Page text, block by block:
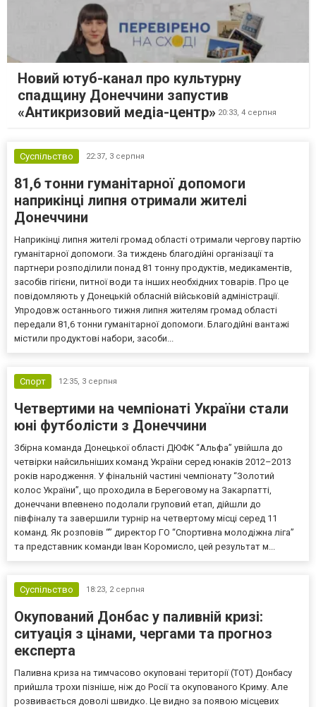
Новий ютуб-канал про культурну
спадщину Донеччини запустив
«Антикризовий медіа-центр» 20:33, 4 серпня
Суспільство 22:37, 3 серпня
81,6 тонни гуманітарної допомоги
наприкінці липня отримали жителі
Донеччини
Наприкінці липня жителі громад області отримали чергову партію
гуманітарної допомоги. За тиждень благодійні організації та
партнери розподілили понад 81 тонну продуктів, медикаментів,
засобів гігієни, питної води та інших необхідних товарів. Про це
повідомляють у Донецькій обласній військовій адміністрації.
Упродовж останнього тижня липня жителям громад області
передали 81,6 тонни гуманітарної допомоги. Благодійні вантажі
містили продуктові набори, засоби...
Спорт 12:35, 3 серпня
Четвертими на чемпіонаті України стали
юні футболісти з Донеччини
Збірна команда Донецької області ДЮФК “Альфа” увійшла до
четвірки найсильніших команд України серед юнаків 2012–2013
років народження. У фінальній частині чемпіонату “Золотий
колос України”, що проходила в Береговому на Закарпатті,
донеччани впевнено подолали груповий етап, дійшли до
півфіналу та завершили турнір на четвертому місці серед 11
команд. Як розповів “” директор ГО “Спортивна молодіжна ліга”
та представник команди Іван Коромисло, цей результат м...
Суспільство 18:23, 2 серпня
Окупований Донбас у паливній кризі:
ситуація з цінами, чергами та прогноз
експерта
Паливна криза на тимчасово окуповані території (ТОТ) Донбасу
прийшла трохи пізніше, ніж до Росії та окупованого Криму. Але
розвивається доволі швидко. Це видно за появою місцевих